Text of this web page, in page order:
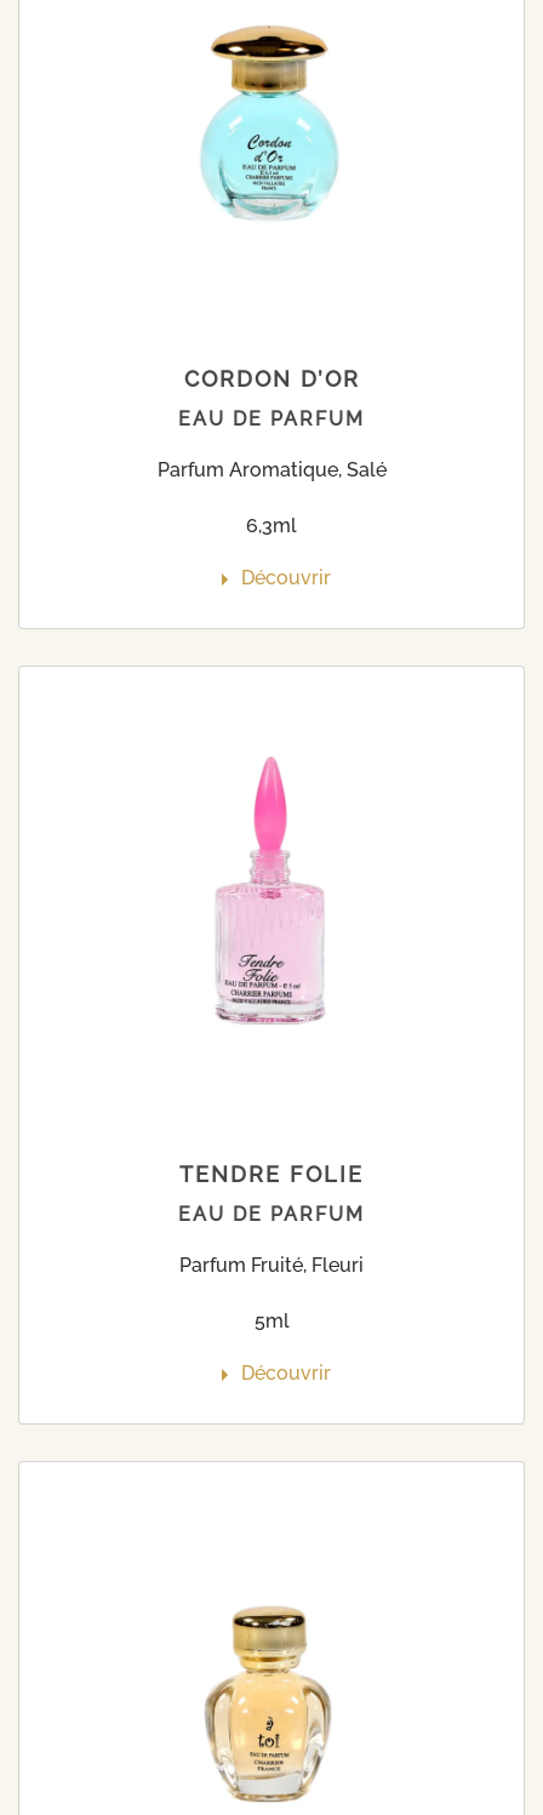
CORDON D’OR
EAU DE PARFUM
Parfum Aromatique, Salé
6,3ml
Découvrir
TENDRE FOLIE
EAU DE PARFUM
Parfum Fruité, Fleuri
5ml
Découvrir